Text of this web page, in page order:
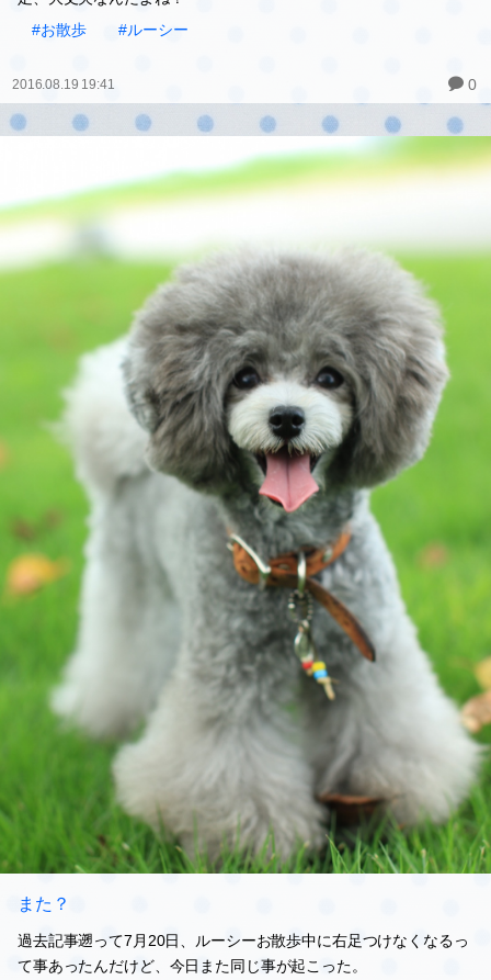
#お散歩
#ルーシー
2016.08.19 19:41 0
また？
過去記事遡って7月20日、ルーシーお散歩中に右足つけなくなるっ
て事あったんだけど、今日また同じ事が起こった。